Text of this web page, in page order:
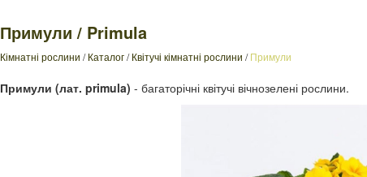
Примули / Primula
Кімнатні рослини /Каталог/Квітучі кімнатні рослини /Примули
Примули (лат. primula) - багаторічні квітучі вічнозелені рослини.